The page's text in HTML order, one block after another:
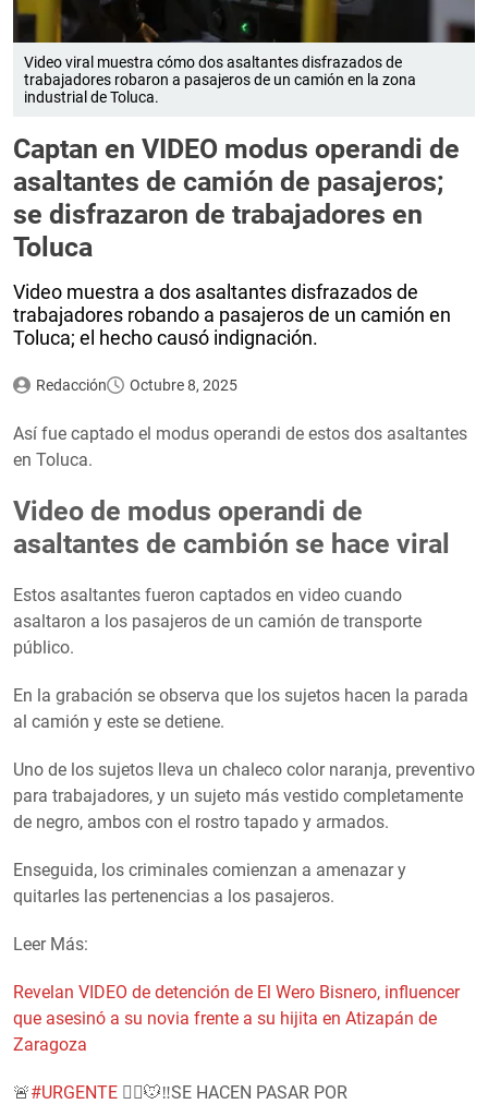
Video viral muestra cómo dos asaltantes disfrazados de
trabajadores robaron a pasajeros de un camión en la zona
industrial de Toluca.
Captan en VIDEO modus operandi de
asaltantes de camión de pasajeros;
se disfrazaron de trabajadores en
Toluca
Video muestra a dos asaltantes disfrazados de
trabajadores robando a pasajeros de un camión en
Toluca; el hecho causó indignación.
Redacción Octubre 8, 2025
Así fue captado el modus operandi de estos dos asaltantes
en Toluca.
Video de modus operandi de
asaltantes de cambión se hace viral
Estos asaltantes fueron captados en video cuando
asaltaron a los pasajeros de un camión de transporte
público.
En la grabación se observa que los sujetos hacen la parada
al camión y este se detiene.
Uno de los sujetos lleva un chaleco color naranja, preventivo
para trabajadores, y un sujeto más vestido completamente
de negro, ambos con el rostro tapado y armados.
Enseguida, los criminales comienzan a amenazar y
quitarles las pertenencias a los pasajeros.
Leer Más:
Revelan VIDEO de detención de El Wero Bisnero, influencer
que asesinó a su novia frente a su hijita en Atizapán de
Zaragoza
🚨#URGENTE 👷‍♂️🐭‼SE HACEN PASAR POR